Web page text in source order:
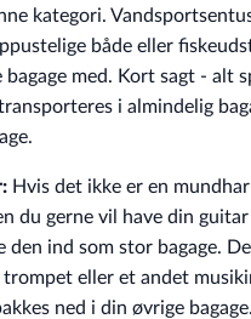
kategori.
både eller
med. Kort sagt - alt
i almindelig
Hvis det ikke er en
du gerne vil have din guitar
den ind som stor bagage.
eller et andet
ned i din øvrige bagage.